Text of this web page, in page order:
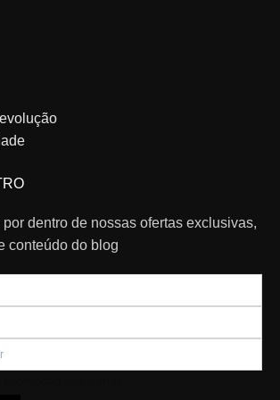
por dentro de nossas ofertas exclusivas,
conteúdo do blog